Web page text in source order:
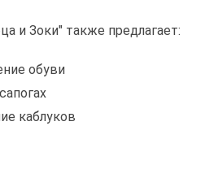
и Зоки" также предлагает:
обуви
каблуков